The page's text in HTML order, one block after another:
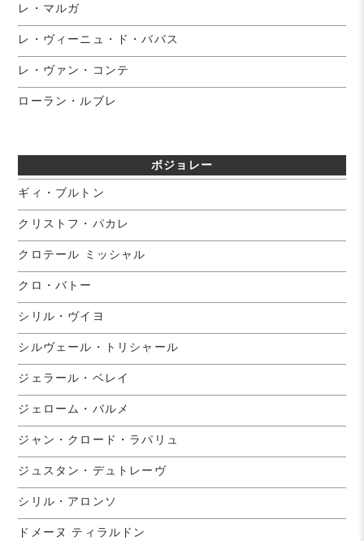
レ・マルガ
レ・ヴィーニュ・ド・ババス
レ・ヴァン・コンテ
ローラン・ルブレ
ボジョレー
ギィ・ブルトン
クリストフ・パカレ
クロテール ミッシャル
クロ・バトー
シリル・ヴイヨ
シルヴェール・トリシャール
ジェラール・ベレイ
ジェローム・バルメ
ジャン・クロード・ラパリュ
ジュスタン・デュトレーヴ
シリル・アロンソ
ドメーヌ ティラルドン